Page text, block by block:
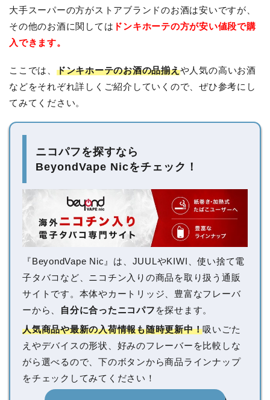
大手スーパーの方がストアブランドのお酒は安いですが、
その他のお酒に関しては ドンキホーテの方が安い値段で購
入できます。
ここでは、 ドンキホーテのお酒の品揃えや人気の高いお酒
などをそれぞれ詳しくご紹介していくので、ぜひ参考にし
てみてください。
ニコパフを探すなら
BeyondVape Nicをチェック！
『BeyondVape Nic』は、JUULやKIWI、使い捨て電
子タバコなど、ニコチン入りの商品を取り扱う通販
サイトです。本体やカートリッジ、豊富なフレーバ
ーから、
自分に合ったニコパフ を探せます。
人気商品や最新の入荷情報も随時更新中！吸いごた
えやデバイスの形状、好みのフレーバーを比較しな
がら選べるので、下のボタンから商品ラインナップ
をチェックしてみてください！